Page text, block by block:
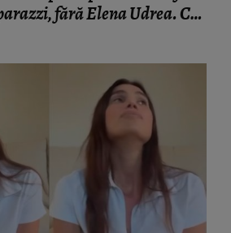
fără Elena Udrea. Cu